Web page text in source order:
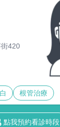
420
根管治療
點我預約看診時段